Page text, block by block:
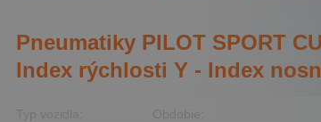
Pneumatiky PILOT SPORT
Index rýchlosti Y - Index
Typ vozidla: Obdobie: